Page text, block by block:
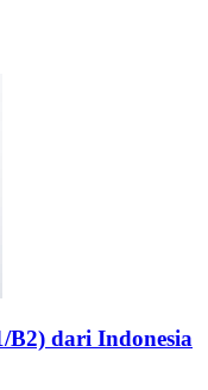
B2) dari Indonesia